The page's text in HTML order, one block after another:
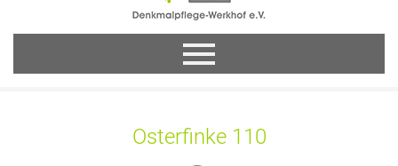
Osterfinke 110